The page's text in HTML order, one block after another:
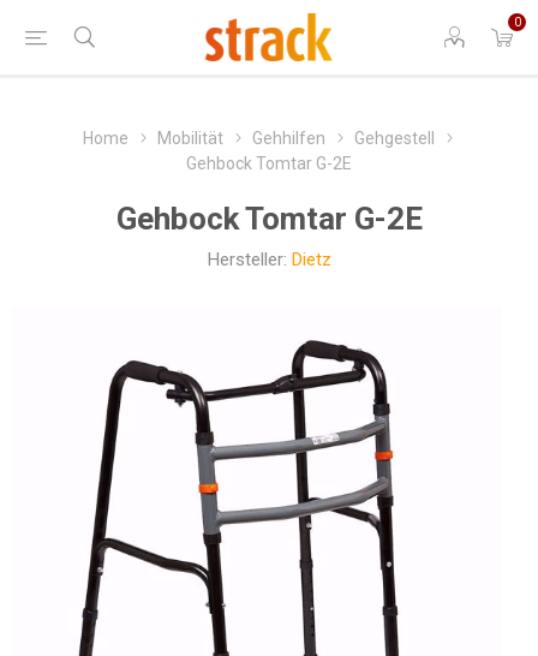
0
Home Mobilität Gehhilfen
Gehgestell
Gehbock Tomtar G-2E
Gehbock Tomtar G-2E
Hersteller: Dietz